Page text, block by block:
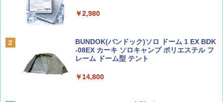
ディズニーファン ２０２６年 ９月号 [雑
誌] (ＤＩＳＮＥＹ ＦＡＮ)
地球の歩き方 スター・ウォーズ
￥2,695
&ハイキング カーキ PATC-150(KH)
PYKES PEAK (パイクスピーク) 着替えテン
人用 折りたたみ 防災グッズ 災害用トイレ ビ
￥2,980
BUNDOK(バンドック)ソロ ドーム 1 EX BDK
-08EX カーキ ソロキャンプ ポリエステル フ
レーム ドーム型 テント
￥14,800